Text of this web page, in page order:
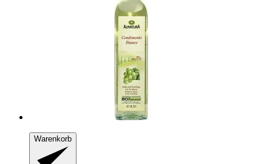
Warenkorb